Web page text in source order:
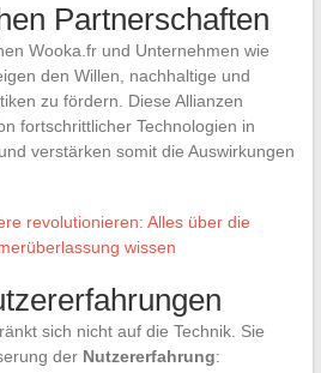
Partnerschaften
Wooka.fr und Unternehmen wie
den Willen, nachhaltige und
zu fördern. Diese Allianzen
fortschrittlicher Technologien in
verstärken somit die Auswirkungen
revolutionieren: Alles über die
wissen
sich nicht auf die Technik. Sie
der Nutzererfahrung: